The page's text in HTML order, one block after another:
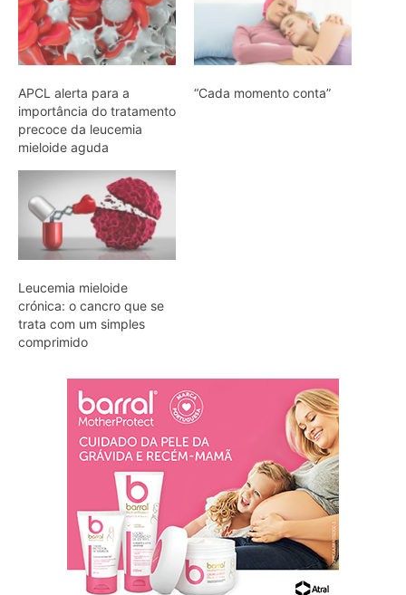
APCL alerta para a
importância do tratamento
precoce da leucemia
mieloide aguda
“Cada momento conta”
Leucemia mieloide
crónica: o cancro que se
trata com um simples
comprimido